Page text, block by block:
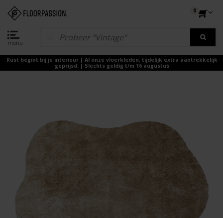
menu
0
Rust begint bij je interieur | Al onze vloerkleden, tijdelijk extra aantrekkelijk
geprijsd. | Slechts geldig t/m 16 augustus